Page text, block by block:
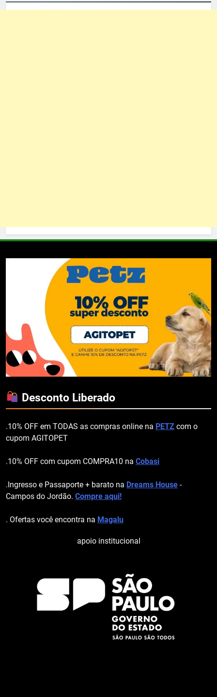
Desconto Liberado
.10% OFF em TODAS as compras online na PETZ com o
cupom AGITOPET
.10% OFF com cupom COMPRA10 na Cobasi
.Ingresso e Passaporte + barato na Dreams House -
Campos do Jordão. Compre aqui!
. Ofertas você encontra na Magalu
apoio institucional